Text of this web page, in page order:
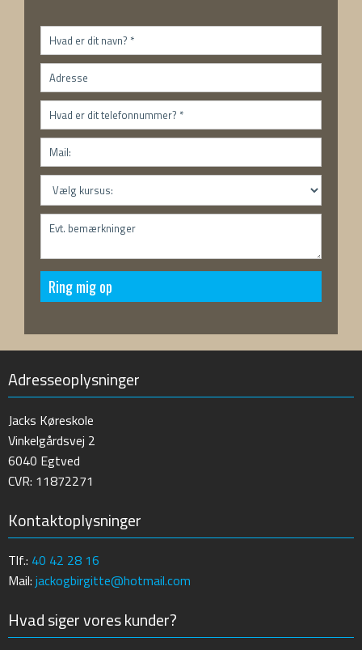
Adresseoplysninger
Jacks Køreskole
Vinkelgårdsvej 2
6040 Egtved
CVR: 11872271
Kontaktoplysninger
Tlf.: 40 42 28 16
Mail: jackogbirgitte@hotmail.com
Hvad siger vores kunder?